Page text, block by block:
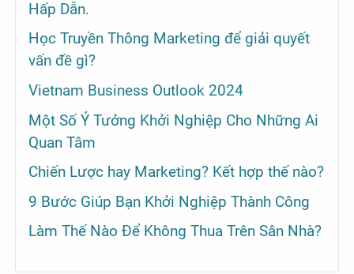
Hấp Dẫn.
Học Truyền Thông Marketing để giải quyết
vấn đề gì?
Vietnam Business Outlook 2024
Một Số Ý Tưởng Khởi Nghiệp Cho Những Ai
Quan Tâm
Chiến Lược hay Marketing? Kết hợp thế nào?
9 Bước Giúp Bạn Khởi Nghiệp Thành Công
Làm Thế Nào Để Không Thua Trên Sân Nhà?